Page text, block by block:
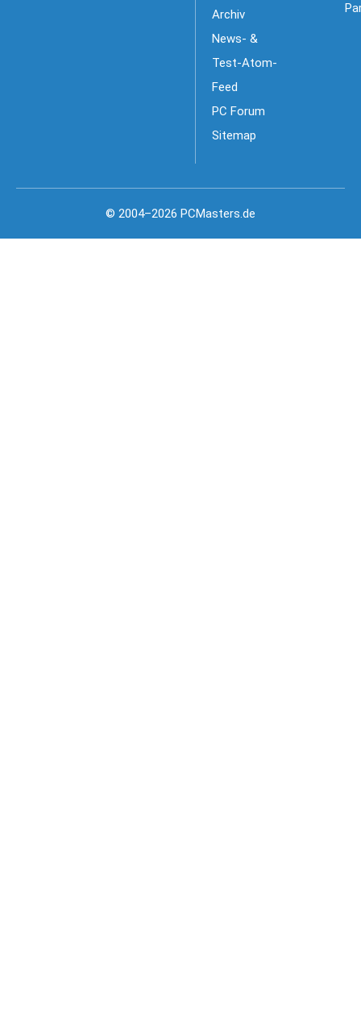
Archiv
News- &
Test-Atom-
Feed
PC Forum
Sitemap
© 2004–2026 PCMasters.de